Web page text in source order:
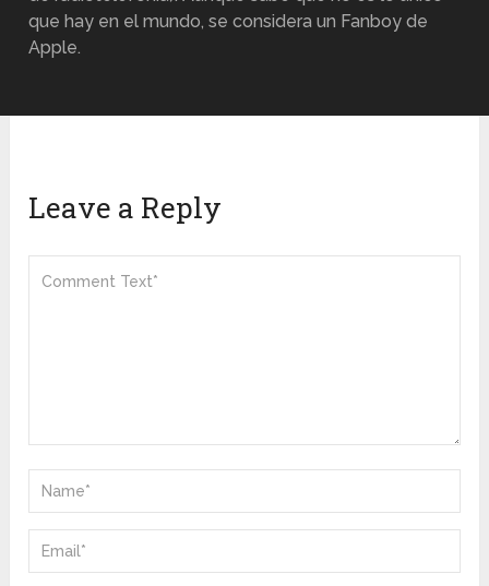
que hay en el mundo, se considera un Fanboy de
Apple.
Leave a Reply